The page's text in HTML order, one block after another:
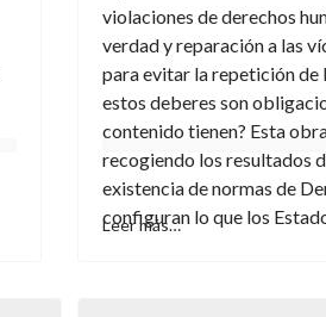
violaciones de derechos
verdad y reparación a las
para evitar la repetición de
estos deberes son
contenido tienen? Esta
recogiendo los resultados
existencia de normas de
configuran lo que los
Leer más…